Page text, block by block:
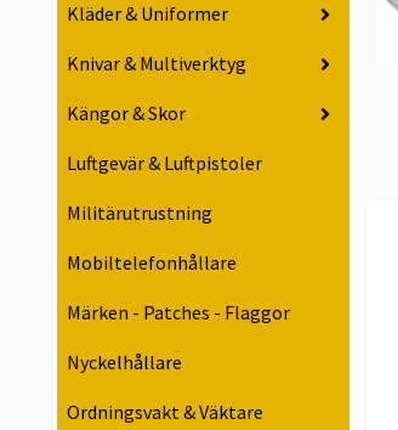
Kläder & Uniformer
Knivar & Multiverktyg
Kängor & Skor
Luftgevär & Luftpistoler
Militärutrustning
Mobiltelefonhållare
Märken - Patches - Flaggor
Nyckelhållare
Ordningsvakt & Väktare